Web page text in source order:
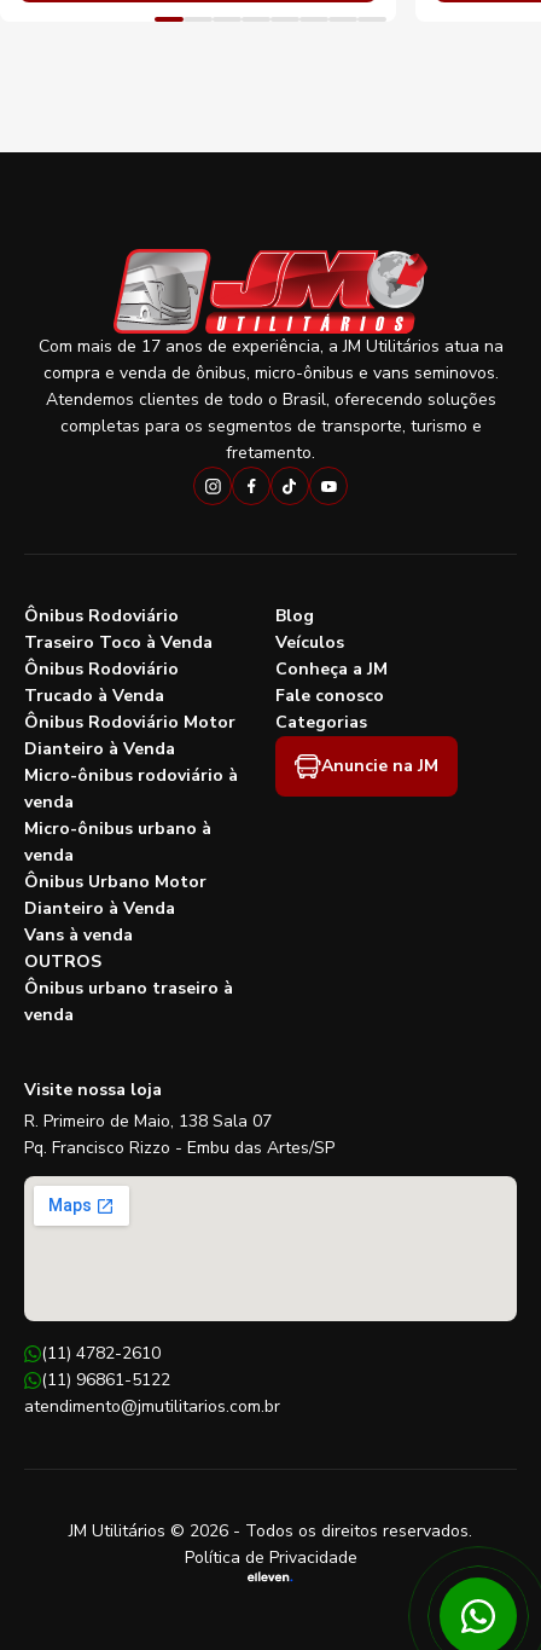
Com mais de 17 anos de experiência, a JM Utilitários atua na
compra e venda de ônibus, micro-ônibus e vans seminovos.
Atendemos clientes de todo o Brasil, oferecendo soluções
completas para os segmentos de transporte, turismo e
fretamento.
Ônibus Rodoviário
Traseiro Toco à Venda
Ônibus Rodoviário
Trucado à Venda
Ônibus Rodoviário Motor
Dianteiro à Venda
Micro-ônibus rodoviário à
venda
Micro-ônibus urbano à
venda
Ônibus Urbano Motor
Dianteiro à Venda
Vans à venda
OUTROS
Ônibus urbano traseiro à
venda
Blog
Veículos
Conheça a JM
Fale conosco
Categorias
Anuncie na JM
Visite nossa loja
R. Primeiro de Maio, 138 Sala 07
Pq. Francisco Rizzo - Embu das Artes/SP
(11) 4782-2610
(11) 96861-5122
atendimento@jmutilitarios.com.br
JM Utilitários © 2026 - Todos os direitos reservados.
Política de Privacidade